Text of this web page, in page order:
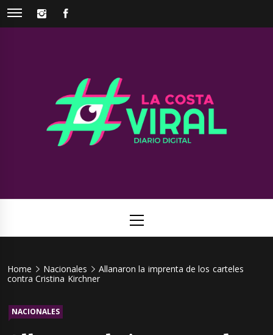
Skip
INSTAGRAM
Viral
Menu
Home Nacionales
Allanaron la imprenta de los carteles
contra Cristina Kirchner
NACIONALES